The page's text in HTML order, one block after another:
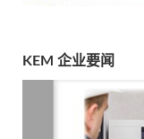
KEM 企业要闻